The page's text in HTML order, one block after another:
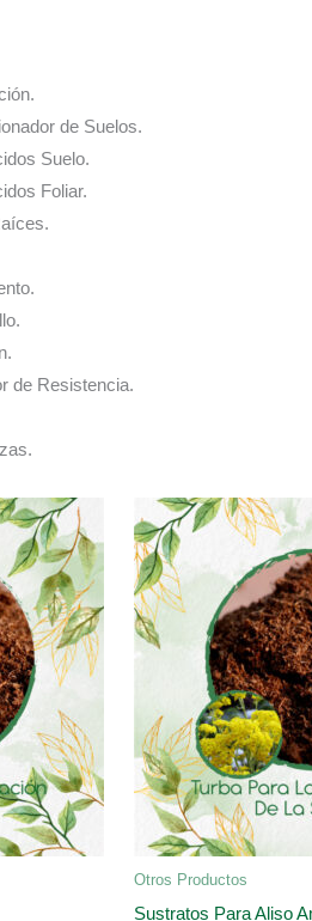
de Suelos.
Suelo.
Foliar.
de Resistencia.
Otros Productos
Sustratos Para Aliso